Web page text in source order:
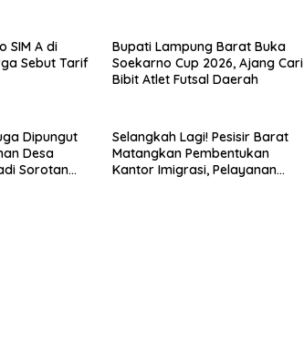
SIM A di
Sebut Tarif
Bupati Lampung Barat Buka
Soekarno Cup 2026, Ajang Cari
Bibit Atlet Futsal Daerah
Dipungut
Desa
Sorotan
Selangkah Lagi! Pesisir Barat
Matangkan Pembentukan
Kantor Imigrasi, Pelayanan